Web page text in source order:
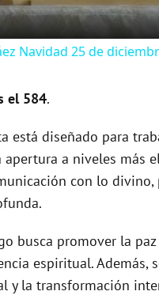
y
i
d
o
Navidad 25 de
el 584.
está diseñado para
a niveles más
con lo
busca promover la
espiritual.
y la transformación